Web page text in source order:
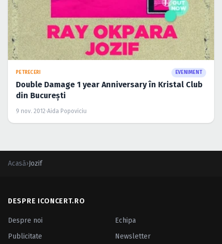
PETRECERI EVENIMENT
Double Damage 1 year Anniversary în Kristal Club
din Bucureşti
9 nov. 2012·Aida Popoviciu
Acasă›Jozif
DESPRE ICONCERT.RO
Despre noi
Echipa
Publicitate
Newsletter